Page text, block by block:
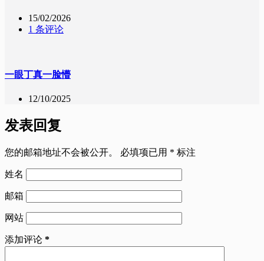
15/02/2026
1 条评论
一眼丁真一脸懵
12/10/2025
发表回复
您的邮箱地址不会被公开。 必填项已用 * 标注
姓名
邮箱
网站
添加评论 *